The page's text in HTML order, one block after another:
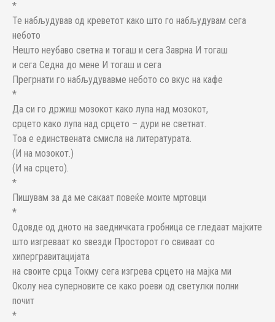
*
Те набљудував од креветот како што го набљудувам сега
небото
Нешто неубаво светна и тогаш и сега Заврна И тогаш
и сега Седна до мене И тогаш и сега
Прегрнати го набљудувавме небото со вкус на кафе
*
Да си го држиш мозокот како лупа над мозокот,
срцето како лупа над срцето – дури не светнат.
Тоа е единствената смисла на литературата.
(И на мозокот.)
(И на срцето).
*
Пишувам за да ме сакаат повеќе моите мртовци
*
Одовде од дното на заедничката гробница се гледаат мајките
што изгреваат ко ѕвезди Просторот го свиваат со
хипергравитацијата
на своите срца Токму сега изгрева срцето на мајка ми
Околу неа суперновите се како роеви од светулки полни
почит
*